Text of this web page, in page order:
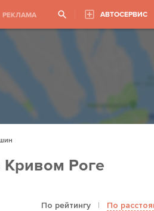
РЕКЛАМА АВТОСЕРВИС
Кривом Роге
По рейтингу | По